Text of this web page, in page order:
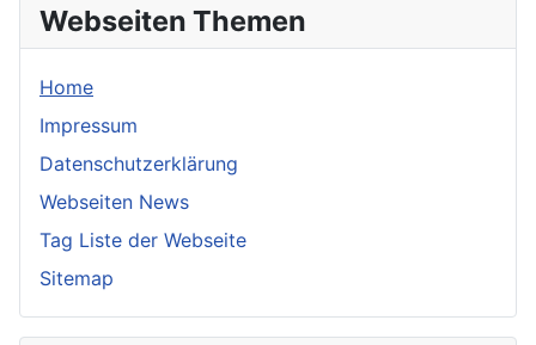
Webseiten Themen
Home
Impressum
Datenschutzerklärung
Webseiten News
Tag Liste der Webseite
Sitemap